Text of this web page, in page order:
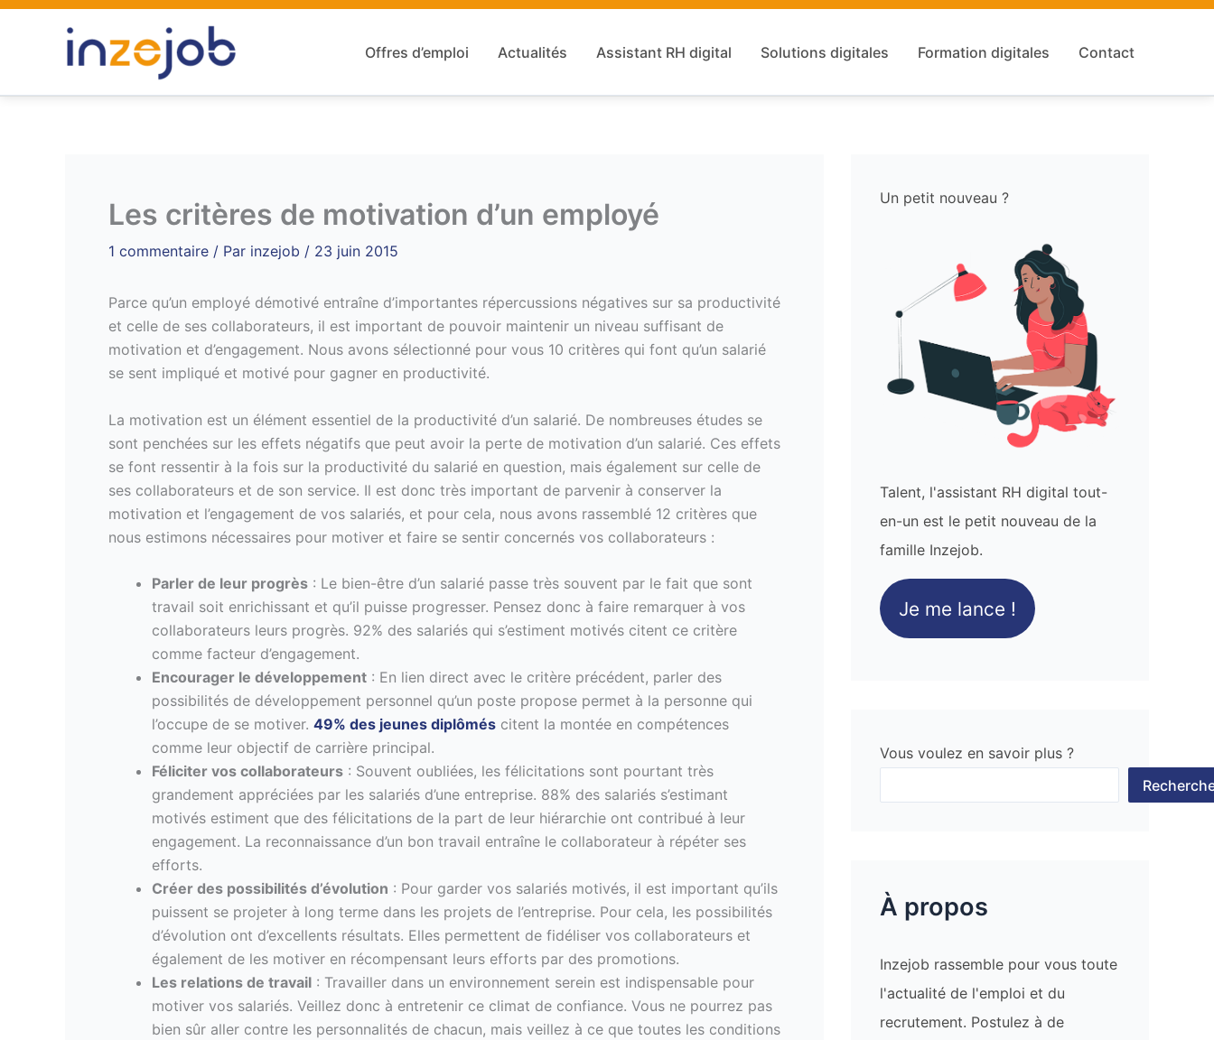
Aller
Offres d’emploi Actualités Assistant RH digital Solutions digitales Formation digitales Contact
Les critères de motivation d’un employé
1 commentaire / Par inzejob / 23 juin 2015
Parce qu’un employé démotivé entraîne d’importantes répercussions négatives sur sa productivité
et celle de ses collaborateurs, il est important de pouvoir maintenir un niveau suffisant de
motivation et d’engagement. Nous avons sélectionné pour vous 10 critères qui font qu’un salarié
se sent impliqué et motivé pour gagner en productivité.
La motivation est un élément essentiel de la productivité d’un salarié. De nombreuses études se
sont penchées sur les effets négatifs que peut avoir la perte de motivation d’un salarié. Ces effets
se font ressentir à la fois sur la productivité du salarié en question, mais également sur celle de
ses collaborateurs et de son service. Il est donc très important de parvenir à conserver la
motivation et l’engagement de vos salariés, et pour cela, nous avons rassemblé 12 critères que
nous estimons nécessaires pour motiver et faire se sentir concernés vos collaborateurs :
Parler de leur progrès : Le bien-être d’un salarié passe très souvent par le fait que sont
travail soit enrichissant et qu’il puisse progresser. Pensez donc à faire remarquer à vos
collaborateurs leurs progrès. 92% des salariés qui s’estiment motivés citent ce critère
comme facteur d’engagement.
Encourager le développement : En lien direct avec le critère précédent, parler des
possibilités de développement personnel qu’un poste propose permet à la personne qui
l’occupe de se motiver. 49% des jeunes diplômés citent la montée en compétences
comme leur objectif de carrière principal.
Féliciter vos collaborateurs : Souvent oubliées, les félicitations sont pourtant très
grandement appréciées par les salariés d’une entreprise. 88% des salariés s’estimant
motivés estiment que des félicitations de la part de leur hiérarchie ont contribué à leur
engagement. La reconnaissance d’un bon travail entraîne le collaborateur à répéter ses
efforts.
Créer des possibilités d’évolution : Pour garder vos salariés motivés, il est important qu’ils
puissent se projeter à long terme dans les projets de l’entreprise. Pour cela, les possibilités
d’évolution ont d’excellents résultats. Elles permettent de fidéliser vos collaborateurs et
également de les motiver en récompensant leurs efforts par des promotions.
Les relations de travail : Travailler dans un environnement serein est indispensable pour
motiver vos salariés. Veillez donc à entretenir ce climat de confiance. Vous ne pourrez pas
bien sûr aller contre les personnalités de chacun, mais veillez à ce que toutes les conditions
Un petit nouveau ?
Talent, l'assistant RH digital tout-
en-un est le petit nouveau de la
famille Inzejob.
Je me lance !
Vous voulez en savoir plus ?
À propos
Inzejob rassemble pour vous toute
l'actualité de l'emploi et du
recrutement. Postulez à de